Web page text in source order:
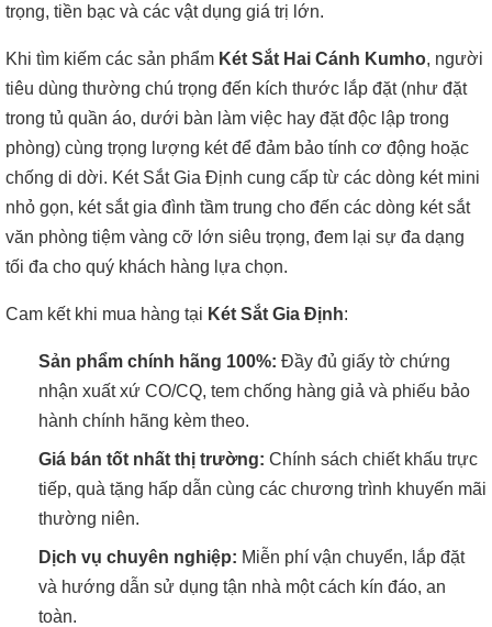
trọng, tiền bạc và các vật dụng giá trị lớn.
Khi tìm kiếm các sản phẩm Két Sắt Hai Cánh Kumho, người
tiêu dùng thường chú trọng đến kích thước lắp đặt (như đặt
trong tủ quần áo, dưới bàn làm việc hay đặt độc lập trong
phòng) cùng trọng lượng két để đảm bảo tính cơ động hoặc
chống di dời. Két Sắt Gia Định cung cấp từ các dòng két mini
nhỏ gọn, két sắt gia đình tầm trung cho đến các dòng két sắt
văn phòng tiệm vàng cỡ lớn siêu trọng, đem lại sự đa dạng
tối đa cho quý khách hàng lựa chọn.
Cam kết khi mua hàng tại Két Sắt Gia Định:
Sản phẩm chính hãng 100%: Đầy đủ giấy tờ chứng
nhận xuất xứ CO/CQ, tem chống hàng giả và phiếu bảo
hành chính hãng kèm theo.
Giá bán tốt nhất thị trường: Chính sách chiết khấu trực
tiếp, quà tặng hấp dẫn cùng các chương trình khuyến mãi
thường niên.
Dịch vụ chuyên nghiệp: Miễn phí vận chuyển, lắp đặt
và hướng dẫn sử dụng tận nhà một cách kín đáo, an
toàn.